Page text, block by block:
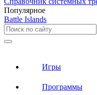
Популярное
Battle Islands
Игры
Программы